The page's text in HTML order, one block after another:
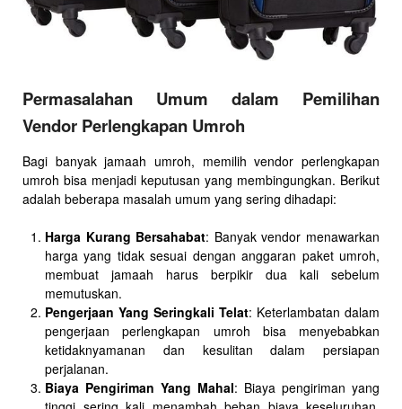
Permasalahan Umum dalam Pemilihan
Vendor Perlengkapan Umroh
Bagi banyak jamaah umroh, memilih vendor perlengkapan
umroh bisa menjadi keputusan yang membingungkan. Berikut
adalah beberapa masalah umum yang sering dihadapi:
Harga Kurang Bersahabat: Banyak vendor menawarkan
harga yang tidak sesuai dengan anggaran paket umroh,
membuat jamaah harus berpikir dua kali sebelum
memutuskan.
Pengerjaan Yang Seringkali Telat: Keterlambatan dalam
pengerjaan perlengkapan umroh bisa menyebabkan
ketidaknyamanan dan kesulitan dalam persiapan
perjalanan.
Biaya Pengiriman Yang Mahal: Biaya pengiriman yang